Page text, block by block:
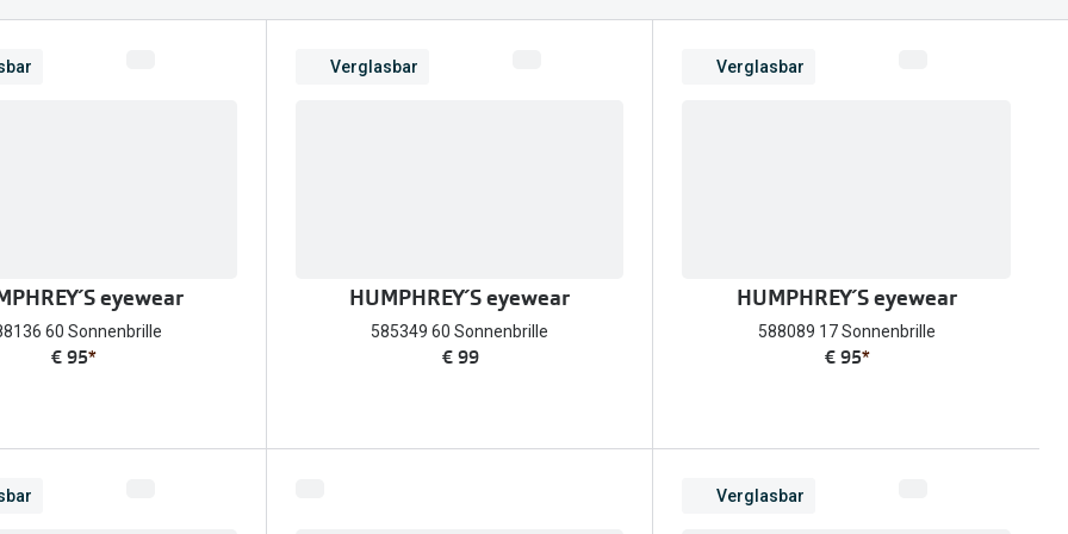
FreshLook®
eyewear
60 Sonnenbrille
€ 95*
Verglasbar
HUMPHREY´S eyewear
585349 60 Sonnenbrille
€ 99
Verglasbar
HUMPHREY´S eyewear
588089 17 Sonnenbrille
€ 95*
Verglasbar